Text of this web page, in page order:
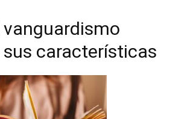
vanguardismo
sus características